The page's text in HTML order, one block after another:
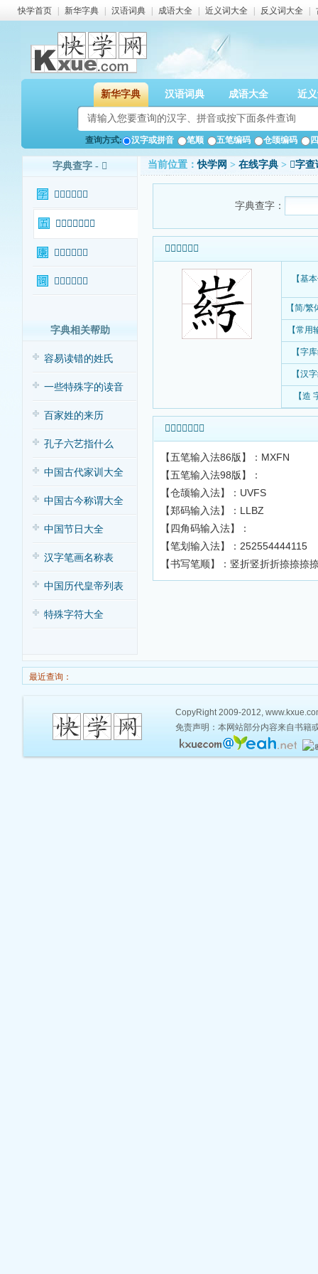
快学首页 新华字典 汉语词典 成语大全 近义词大全 反义词大全
新华字典 汉语词典 成语大全 近
查询方式: 汉字或拼音 笔顺 五笔编码 仓颉编码
字典查字 - 𡹱
𡹱字基本信息
𡹱字输入法查询
𡹱字康熙字典
𡹱字相关词语
字典相关帮助
容易读错的姓氏
一些特殊字的读音
百家姓的来历
孔子六艺指什么
中国古代家训大全
中国古今称谓大全
中国节日大全
汉字笔画名称表
中国历代皇帝列表
特殊字符大全
当前位置：快学网 > 在线字典 > 𡹱字
字典查字：
𡹱字基本信息
【基
【简/
【常用
【字
【汉
【造
𡹱字输入法查询
【五笔输入法86版】：MXFN
【五笔输入法98版】：
【仓颉输入法】：UVFS
【郑码输入法】：LLBZ
【四角码输入法】：
【笔划输入法】：252554444115
【书写笔顺】：竖折竖折折捺捺捺
最近查询：
CopyRight 2009-2012,
免责声明：本网站部分内容来自书籍